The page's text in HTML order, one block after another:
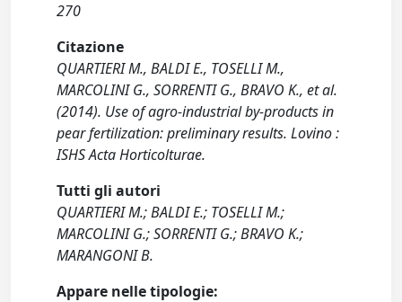
270
Citazione
QUARTIERI M., BALDI E., TOSELLI M.,
MARCOLINI G., SORRENTI G., BRAVO K., et al.
(2014). Use of agro-industrial by-products in
pear fertilization: preliminary results. Lovino :
ISHS Acta Horticolturae.
Tutti gli autori
QUARTIERI M.; BALDI E.; TOSELLI M.;
MARCOLINI G.; SORRENTI G.; BRAVO K.;
MARANGONI B.
Appare nelle tipologie: